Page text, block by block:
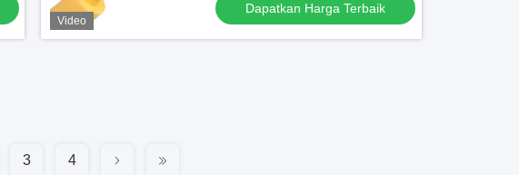
Video
Dapatkan Harga Terbaik
3 4